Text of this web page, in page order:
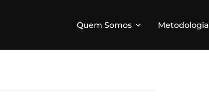
Quem Somos Metodologia